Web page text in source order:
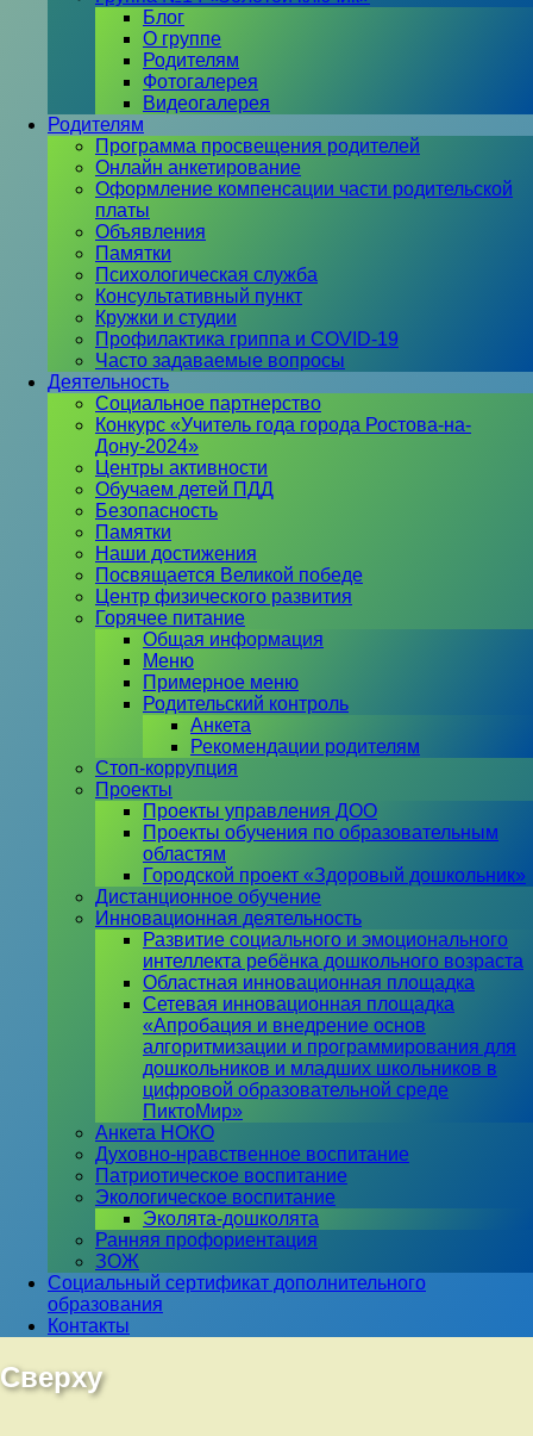
Блог
О группе
Родителям
Фотогалерея
Видеогалерея
Родителям
Программа просвещения родителей
Онлайн анкетирование
Оформление компенсации части родительской
платы
Объявления
Памятки
Психологическая служба
Консультативный пункт
Кружки и студии
Профилактика гриппа и COVID-19
Часто задаваемые вопросы
Деятельность
Социальное партнерство
Конкурс «Учитель года города Ростова-на-
Дону-2024»
Центры активности
Обучаем детей ПДД
Безопасность
Памятки
Наши достижения
Посвящается Великой победе
Центр физического развития
Горячее питание
Общая информация
Меню
Примерное меню
Родительский контроль
Анкета
Рекомендации родителям
Стоп-коррупция
Проекты
Проекты управления ДОО
Проекты обучения по образовательным
областям
Городской проект «Здоровый дошкольник»
Дистанционное обучение
Инновационная деятельность
Развитие социального и эмоционального
интеллекта ребёнка дошкольного возраста
Областная инновационная площадка
Сетевая инновационная площадка
«Апробация и внедрение основ
алгоритмизации и программирования для
дошкольников и младших школьников в
цифровой образовательной среде
ПиктоМир»
Анкета НОКО
Духовно-нравственное воспитание
Патриотическое воспитание
Экологическое воспитание
Эколята-дошколята
Ранняя профориентация
ЗОЖ
Социальный сертификат дополнительного
образования
Контакты
Сверху